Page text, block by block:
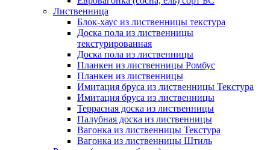
Лиственница
Блок-хаус из лиственницы текстура
Доска пола из лиственницы
текстурированная
Доска пола из лиственницы
Планкен из лиственницы Ромбус
Планкен из лиственницы
Имитация бруса из лиственницы Текстура
Имитация бруса из лиственницы
Террасная доска из лиственницы
Палубная доска из лиственницы
Вагонка из лиственницы Текстура
Вагонка из лиственницы Штиль